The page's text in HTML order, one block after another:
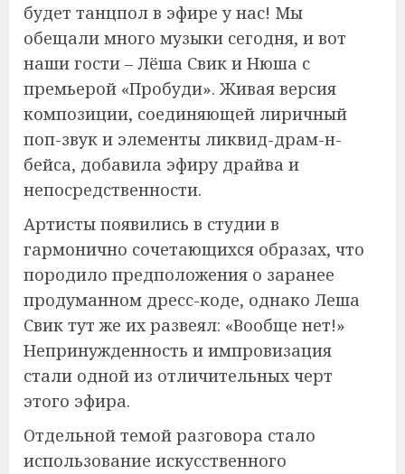
будет танцпол в эфире у нас! Мы
обещали много музыки сегодня, и вот
наши гости – Лёша Свик и Нюша с
премьерой «Пробуди». Живая версия
композиции, соединяющей лиричный
поп-звук и элементы ликвид-драм-н-
бейса, добавила эфиру драйва и
непосредственности.
Артисты появились в студии в
гармонично сочетающихся образах, что
породило предположения о заранее
продуманном дресс-коде, однако Леша
Свик тут же их развеял: «Вообще нет!»
Непринужденность и импровизация
стали одной из отличительных черт
этого эфира.
Отдельной темой разговора стало
использование искусственного